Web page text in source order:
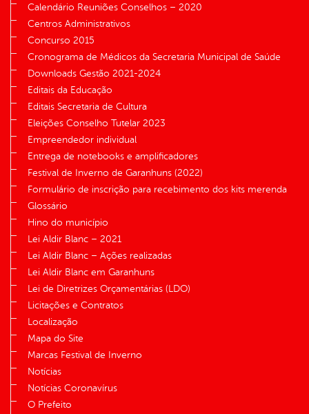
Calendário Reuniões Conselhos – 2020
Centros Administrativos
Concurso 2015
Cronograma de Médicos da Secretaria Municipal de Saúde
Downloads Gestão 2021-2024
Editais da Educação
Editais Secretaria de Cultura
Eleições Conselho Tutelar 2023
Empreendedor individual
Entrega de notebooks e amplificadores
Festival de Inverno de Garanhuns (2022)
Formulário de inscrição para recebimento dos kits merenda
Glossário
Hino do município
Lei Aldir Blanc – 2021
Lei Aldir Blanc – Ações realizadas
Lei Aldir Blanc em Garanhuns
Lei de Diretrizes Orçamentárias (LDO)
Licitações e Contratos
Localização
Mapa do Site
Marcas Festival de Inverno
Notícias
Notícias Coronavírus
O Prefeito